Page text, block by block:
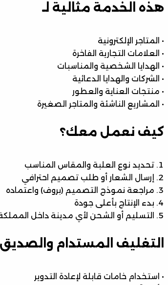
هذه الخدمة مثالية لـ
• المتاجر الإلكترونية
• العلامات التجارية الفاخرة
• الهدايا الشخصية والمناسبات
• الشركات والهدايا الدعائية
• منتجات العناية والعطور
• المشاريع الناشئة والمتاجر الصغيرة
كيف نعمل معك؟
تحديد نوع العلبة والمقاس المناسب
إرسال الشعار أو طلب تصميم احترافي
مراجعة نموذج التصميم (بروف) واعتماده
بدء الإنتاج بأعلى جودة
التسليم أو الشحن لأي مدينة داخل
التغليف المستدام والصديق
• استخدام خامات قابلة لإعادة التدوير